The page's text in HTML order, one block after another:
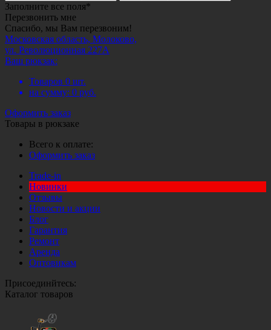
Заполните все поля*
Перезвонить мне
Спасибо, мы Вам перезвоним!
Московская область, Молоково,
ул. Революционная 227А
Ваш рюкзак:
Товаров 0 шт.
на сумму: 0 руб.
Оформить заказ
Товары в рюкзаке
Всего к оплате:
Оформить заказ
Trade-in
Новинки
Отзывы
Новости и акции
Блог
Гарантия
Ремонт
Аренда
Оптовикам
Присоединйтесь:
Каталог товаров